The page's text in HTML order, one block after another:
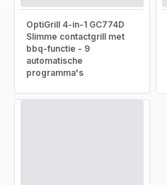
OptiGrill 4-in-1 GC774D
Slimme contactgrill met
bbq-functie - 9
automatische
programma's